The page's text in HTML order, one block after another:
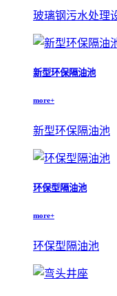
玻璃钢污水处理
新型环保隔油池
more+
新型环保隔油池
环保型隔油池
more+
环保型隔油池